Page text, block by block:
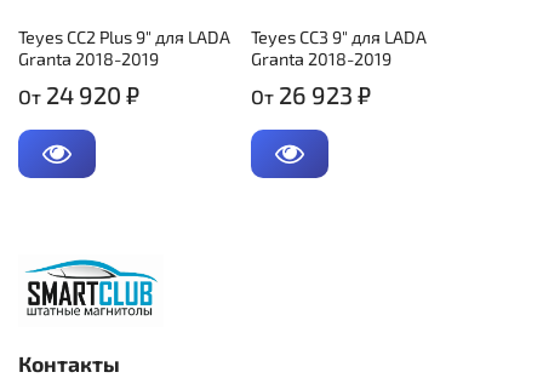
Teyes CC2 Plus 9" для LADA
Granta 2018-2019
От 24 920 ₽
Teyes CC3 9" для LADA
Granta 2018-2019
От 26 923 ₽
Контакты